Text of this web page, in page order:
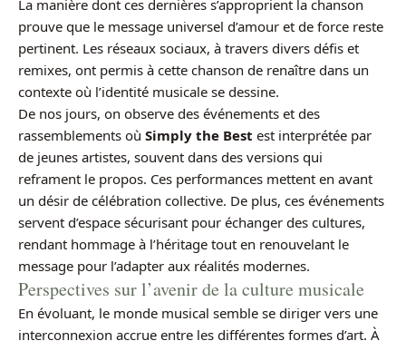
La manière dont ces dernières s’approprient la chanson
prouve que le message universel d’amour et de force reste
pertinent. Les réseaux sociaux, à travers divers défis et
remixes, ont permis à cette chanson de renaître dans un
contexte où l’identité musicale se dessine.
De nos jours, on observe des événements et des
rassemblements où Simply the Best est interprétée par
de jeunes artistes, souvent dans des versions qui
reframent le propos. Ces performances mettent en avant
un désir de célébration collective. De plus, ces événements
servent d’espace sécurisant pour échanger des cultures,
rendant hommage à l’héritage tout en renouvelant le
message pour l’adapter aux réalités modernes.
Perspectives sur l’avenir de la culture musicale
En évoluant, le monde musical semble se diriger vers une
interconnexion accrue entre les différentes formes d’art. À